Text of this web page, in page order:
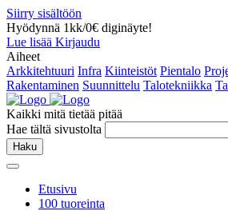
Siirry sisältöön
Hyödynnä 1kk/0€ diginäyte!
Lue lisää Kirjaudu
Aiheet
Arkkitehtuuri Infra Kiinteistöt Pientalo
Rakentaminen Suunnittelu Talotekniikka
Kaikki mitä tietää pitää
Hae tältä sivustolta
Haku
Etusivu
100 tuoreinta